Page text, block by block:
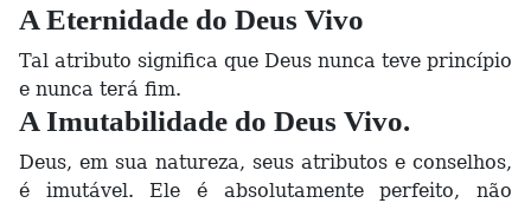
A Eternidade do Deus Vivo
Tal atributo significa que Deus nunca teve princípio
e nunca terá fim.
A Imutabilidade do Deus Vivo.
Deus, em sua natureza, seus atributos e conselhos,
é imutável. Ele é absolutamente perfeito, não